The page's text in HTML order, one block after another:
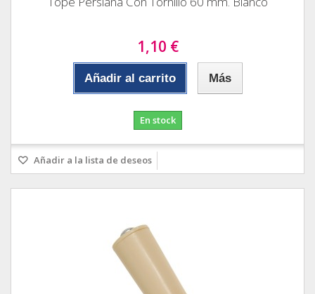
1,10 €
Añadir al carrito Más
En stock
Añadir a la lista de deseos